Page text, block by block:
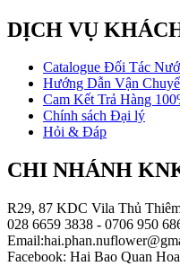
DỊCH VỤ
Catalogue Đối Tác
Hướng Dẫn Vận
Cam Kết Trả Hàng
Chính sách Đại lý
Hỏi & Đáp
CHI NHÁNH
R29, 87 KDC Vila Thủ
028 6659 3838 - 0706 950
Facebook: Hai Bao Quan Hoa